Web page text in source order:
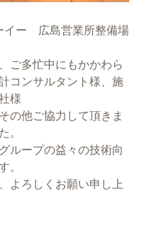
イー 広島営業所整備場
ご多忙中にもかかわら
コンサルタント様、施
様
の他ご協力して頂きま
。
ループの益々の技術向
。
よろしくお願い申し上